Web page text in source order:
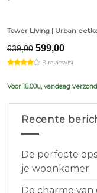
Tower Living | Urban
639,00 Original
price
was:
599,00Current
is:
9 review(s)
Voor 16.00u, vandaag
Recente
De perfecte
je woonkamer
De charme